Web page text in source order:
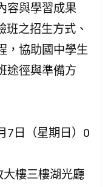
容與學習成果
班之招生方式、
，協助國中學生
途徑與準備方
7日（星期日）0
樓三樓湖光廳